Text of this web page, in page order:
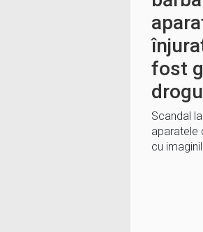
fost
Scandal
aparatele
cu